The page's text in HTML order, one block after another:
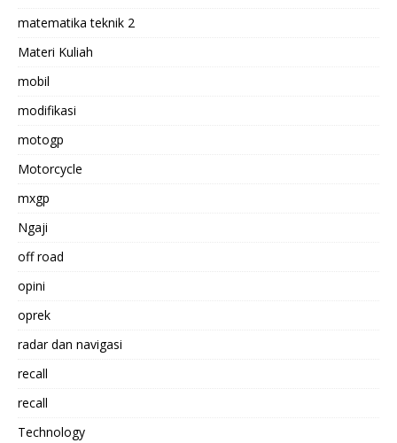
matematika teknik 2
Materi Kuliah
mobil
modifikasi
motogp
Motorcycle
mxgp
Ngaji
off road
opini
oprek
radar dan navigasi
recall
recall
Technology